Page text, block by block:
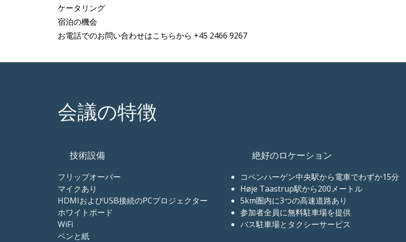
ケータリング
宿泊の機会
お電話でのお問い合わせはこちらから +45 2466 9267
会議の特徴
技術設備
フリップオーバー
マイクあり
HDMIおよびUSB接続のPCプロジェクター
ホワイトボード
WiFi
ペンと紙
絶好のロケーション
コペンハーゲン中央駅から電車でわずか15分
Høje Taastrup駅から200メートル
5km圏内に3つの高速道路あり
参加者全員に無料駐車場を提供
バス駐車場とタクシーサービス